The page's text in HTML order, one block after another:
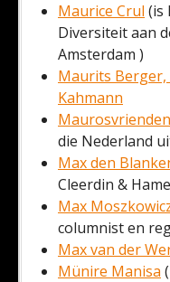
Maurice Crul (is
Diversiteit aan
Amsterdam )
Maurits Berger,
Kahmann
Maurosvrienden
die Nederland
Max den
Cleerdin &
Max
columnist en
Max van der
Münire Manisa